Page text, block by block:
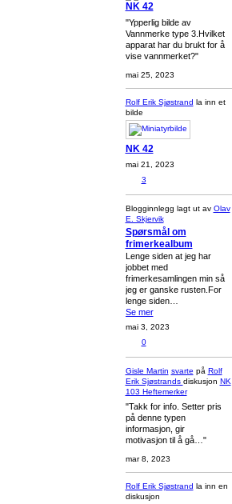
NK 42
"Ypperlig bilde av
Vannmerke type 3.Hvilket
apparat har du brukt for å
vise vannmerket?"
mai 25, 2023
Rolf Erik Sjøstrand la inn et
bilde
NK 42
mai 21, 2023
3
Blogginnlegg lagt ut av Olav
E. Skjervik
Spørsmål om
frimerkealbum
Lenge siden at jeg har
jobbet med
frimerkesamlingen min så
jeg er ganske rusten.For
lenge siden…
Se mer
mai 3, 2023
0
Gisle Martin svarte på Rolf
Erik Sjøstrands diskusjon NK
103 Heftemerker
"Takk for info. Setter pris
på denne typen
informasjon, gir
motivasjon til å gå…"
mar 8, 2023
Rolf Erik Sjøstrand la inn en
diskusjon